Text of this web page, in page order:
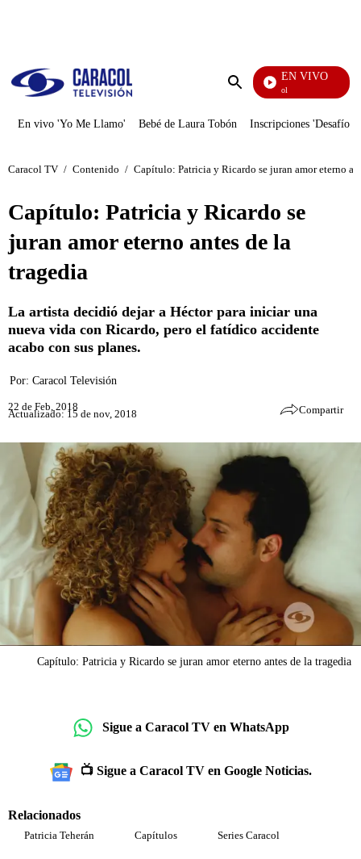
Enviar
EN VIVO
Noticias Caracol
En vivo 'Yo Me Llamo' Bebé de Laura Tobón Inscripciones 'Desafío'
Caracol TV / Contenido / Capítulo: Patricia y Ricardo se juran amor eterno
Capítulo: Patricia y Ricardo se
juran amor eterno antes de la
tragedia
La artista decidió dejar a Héctor para iniciar una
nueva vida con Ricardo, pero el fatídico accidente
acabo con sus planes.
Por: Caracol Televisión
22 de Feb, 2018
Actualizado: 15 de nov, 2018 Compartir
Capítulo: Patricia y Ricardo se juran amor eterno antes de la tragedia
Sigue a Caracol TV en WhatsApp
📺 Sigue a Caracol TV en Google Noticias.
Relacionados
Patricia Teherán Capítulos Series Caracol